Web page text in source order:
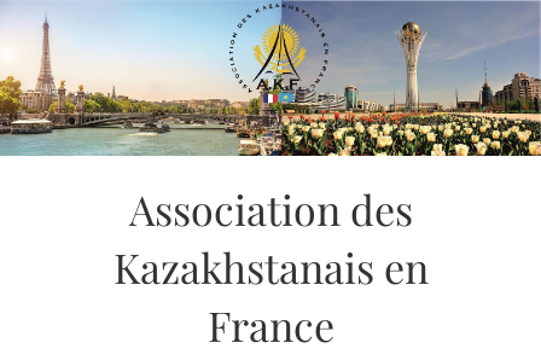
Skip
content
Association des
Kazakhstanais en
France